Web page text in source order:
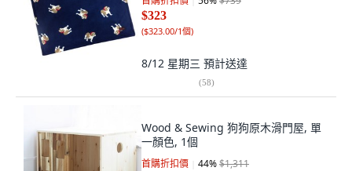
$323
($323.00/1個)
8/12 星期三 預計送達
(58)
Wood & Sewing 狗狗原木滑門屋, 單
一顏色, 1個
首購折扣價 44%$1,311